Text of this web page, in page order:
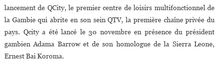
lancement de QCity, le premier centre de loisirs multifonctionnel de
la Gambie qui abrite en son sein QTV, la première chaîne privée du
pays. Qcity a été lancé le 30 novembre en présence du président
gambien Adama Barrow et de son homologue de la Sierra Leone,
Ernest Bai Koroma.